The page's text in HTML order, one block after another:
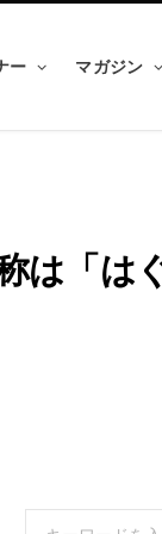
ー マガジン
「は